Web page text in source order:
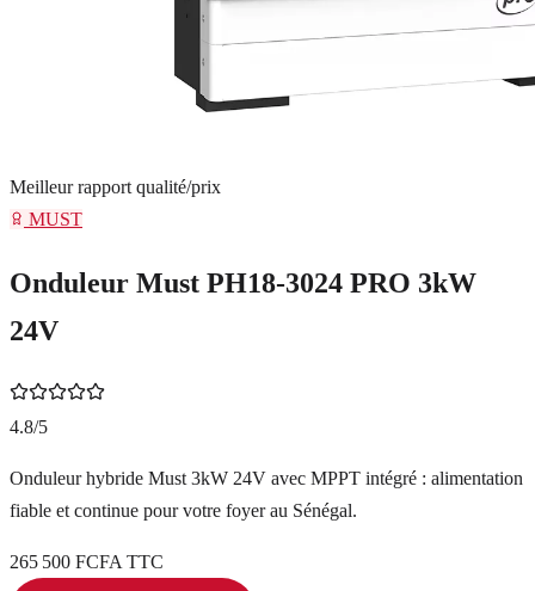
Meilleur rapport qualité/prix
MUST
Onduleur Must PH18-3024 PRO 3kW
24V
4.8/5
Onduleur hybride Must 3kW 24V avec MPPT intégré : alimentation
fiable et continue pour votre foyer au Sénégal.
265 500 FCFA TTC